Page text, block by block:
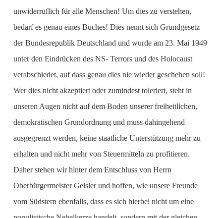
unwiderruflich für alle Menschen! Um dies zu verstehen,
bedarf es genau eines Buches! Dies nennt sich Grundgesetz
der Bundesrepublik Deutschland und wurde am 23. Mai 1949
unter den Eindrücken des NS- Terrors und des Holocaust
verabschiedet, auf dass genau dies nie wieder geschehen soll!
Wer dies nicht akzeptiert oder zumindest toleriert, steht in
unseren Augen nicht auf dem Boden unserer freiheitlichen,
demokratischen Grundordnung und muss dahingehend
ausgegrenzt werden, keine staatliche Unterstützung mehr zu
erhalten und nicht mehr von Steuermitteln zu profitieren.
Daher stehen wir hinter dem Entschluss von Herrn
Oberbürgermeister Geisler und hoffen, wie unsere Freunde
vom Südstern ebenfalls, dass es sich hierbei nicht um eine